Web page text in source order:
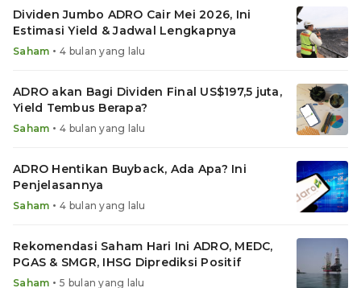
Dividen Jumbo ADRO Cair Mei 2026, Ini
Estimasi Yield & Jadwal Lengkapnya
Saham • 4 bulan yang lalu
ADRO akan Bagi Dividen Final US$197,5 juta,
Yield Tembus Berapa?
Saham • 4 bulan yang lalu
ADRO Hentikan Buyback, Ada Apa? Ini
Penjelasannya
Saham • 4 bulan yang lalu
Rekomendasi Saham Hari Ini ADRO, MEDC,
PGAS & SMGR, IHSG Diprediksi Positif
Saham • 5 bulan yang lalu